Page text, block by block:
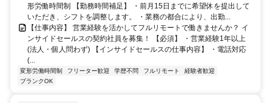
形労働時間制 【勤務時間補足】 ・前月15日までに希望休を提出して
いただき、シフトを調整します。 ・業務の都合により、出勤...
【仕事内容】 営業経験を活かしてフルリモートで働きませんか？ イ
ンサイドセールスの契約社員を募集！ 【必須】 ・営業経験1年以上
(法人・個人問わず) 【インサイドセールスの仕事内容】 ・電話対応
(...
変形労働時間制 フリーター歓迎 学歴不問 フルリモート
経験者歓迎
ブランクOK